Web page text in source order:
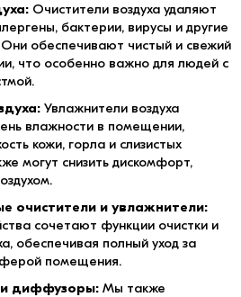
Очистители воздуха удаляют
бактерии, вирусы и другие
обеспечивают чистый и свежий
что особенно важно для людей с
Увлажнители воздуха
влажности в помещении,
кожи, горла и слизистых
могут снизить дискомфорт,
очистители и увлажнители:
сочетают функции очистки и
обеспечивая полный уход за
помещения.
диффузоры: Мы также